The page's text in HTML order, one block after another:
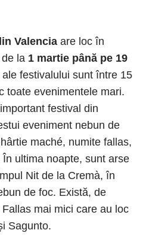
Valencia are loc în
la 1 martie până pe 19
festivalului sunt între 15
toate evenimentele mari.
festival din
eveniment nebun de
maché, numite fallas,
ultima noapte, sunt arse
Nit de la Cremà, în
de foc. Există, de
mai mici care au loc
Sagunto.